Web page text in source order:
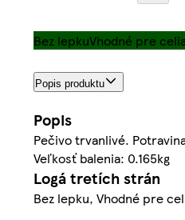
Bez lepkuVhodné pre
Popis produktu
Popis
Pečivo trvanlivé.
Veľkosť balenia: 0.165kg
Logá tretích strán
Bez lepku, Vhodné pre